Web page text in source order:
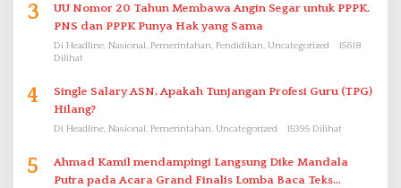
3
UU Nomor 20 Tahun Membawa Angin Segar untuk PPPK.
PNS dan PPPK Punya Hak yang Sama
Di Headline, Nasional, Pemerintahan, Pendidikan, Uncategorized
15618
Dilihat
4
Single Salary ASN, Apakah Tunjangan Profesi Guru (TPG)
Hilang?
Di Headline, Nasional, Pemerintahan, Uncategorized 15395 Dilihat
5
Ahmad Kamil mendampingi Langsung Dike Mandala
Putra pada Acara Grand Finalis Lomba Baca Teks